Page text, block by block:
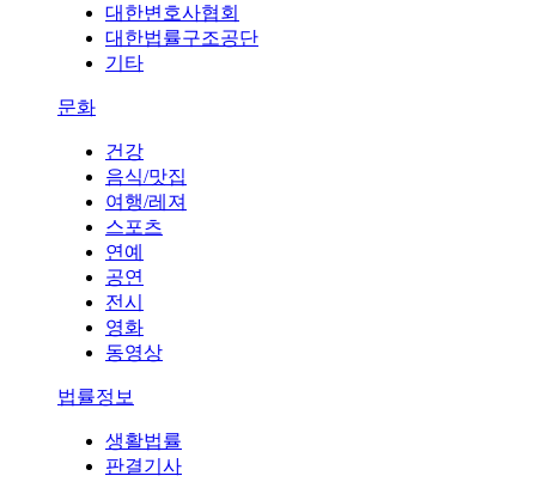
대한변호사협회
대한법률구조공단
기타
문화
건강
음식/맛집
여행/레져
스포츠
연예
공연
전시
영화
동영상
법률정보
생활법률
판결기사